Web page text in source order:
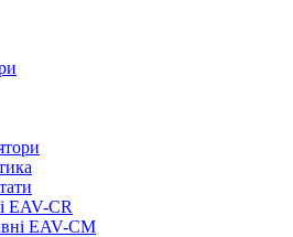
EAV-CR
EAV-CM